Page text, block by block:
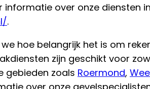
over onze diensten
.
hoe belangrijk het is om
zijn geschikt voor
gebieden zoals Roermond,